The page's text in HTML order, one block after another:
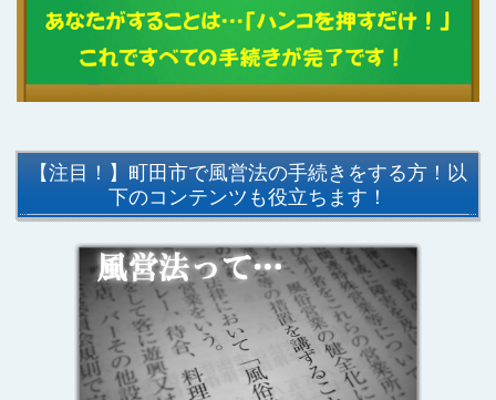
【注目！】町田市で風営法の手続きをする方！以
下のコンテンツも役立ちます！